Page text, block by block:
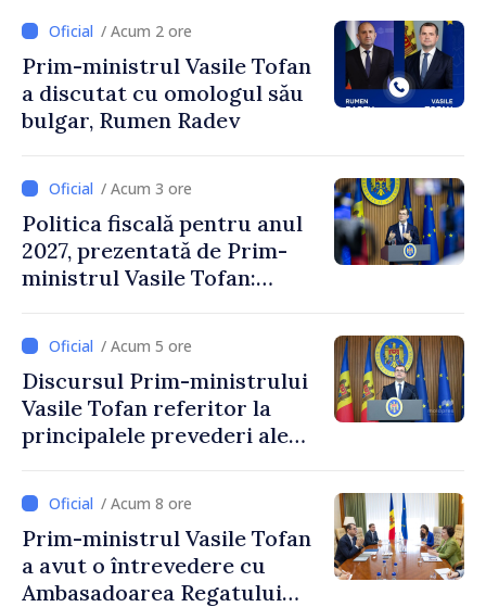
/ Acum 2 ore
Prim-ministrul Vasile Tofan
a discutat cu omologul său
bulgar, Rumen Radev
/ Acum 3 ore
Politica fiscală pentru anul
2027, prezentată de Prim-
ministrul Vasile Tofan:
stimularea investițiilor și o
taxare mai echitabilă
/ Acum 5 ore
Discursul Prim-ministrului
Vasile Tofan referitor la
principalele prevederi ale
2027
/ Acum 8 ore
Prim-ministrul Vasile Tofan
a avut o întrevedere cu
Ambasadoarea Regatului